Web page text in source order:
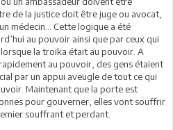
de la justice doit être juge ou avocat,
médecin… Cette logique a été
au pouvoir ainsi que par ceux qui
la troïka était au pouvoir. A
au pouvoir, des gens étaient
par un appui aveugle de tout ce qui
Maintenant que la porte est
pour gouverner, elles vont souffrir
souffrant et perdant.